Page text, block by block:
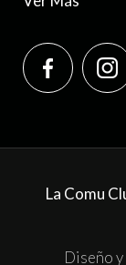
La Comu
Diseño